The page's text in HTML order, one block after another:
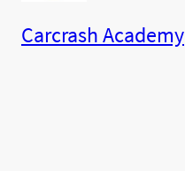
Carcrash Academy